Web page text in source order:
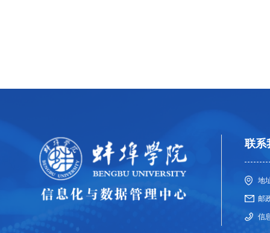
联系
地
邮
信